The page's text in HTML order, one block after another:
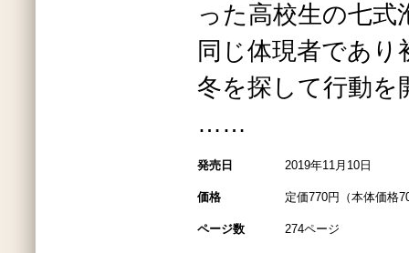
った高校生の七式
同じ体現者であり
冬を探して行動を
……
発売日 2019年11月10日
価格 定価770円（本体価格
ページ数 274ページ